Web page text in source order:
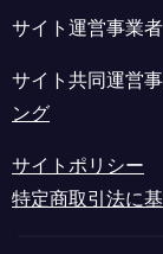
サイト運営事業
サイト共同運営
ング
サイトポリシー
特定商取引法に